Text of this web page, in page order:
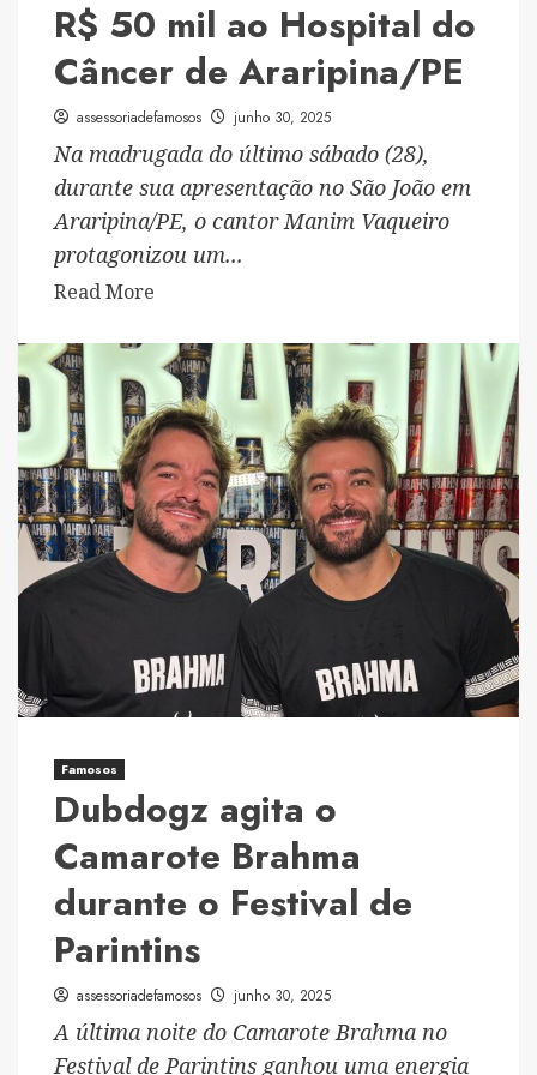
R$ 50 mil ao Hospital do
Câncer de Araripina/PE
assessoriadefamosos junho 30, 2025
Na madrugada do último sábado (28),
durante sua apresentação no São João em
Araripina/PE, o cantor Manim Vaqueiro
protagonizou um...
Read More
about
Manim
realiza
doação
de
R$
50
mil
ao
do
Câncer
de
Famosos
Dubdogz agita o
Camarote Brahma
durante o Festival de
Parintins
assessoriadefamosos junho 30, 2025
A última noite do Camarote Brahma no
Festival de Parintins ganhou uma energia